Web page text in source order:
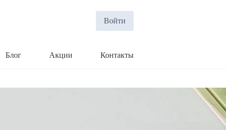
Войти
Блог Акции Контакты